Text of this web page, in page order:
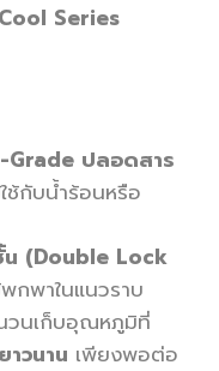
Series
Grade ปลอดสาร
กับน้ำร้อนหรือ
(Double Lock
กพาในแนวราบ
วนเก็บอุณหภูมิที่
าวนาน เพียงพอต่อ